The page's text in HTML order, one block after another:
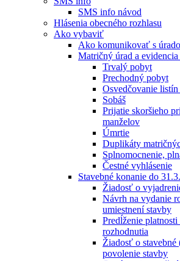
SMS info návod
Hlásenia obecného rozhlasu
Ako vybaviť
Ako komunikovať s
Matričný úrad a
Trvalý pobyt
Prechodný pobyt
Osvedčovanie
Sobáš
Prijatie skoršieho
manželov
Úmrtie
Duplikáty
Splnomocnenie,
Čestné vyhlásenie
Stavebné konanie do
Žiadosť o
Návrh na vydanie
umiestnení stavby
Predĺženie
rozhodnutia
Žiadosť o stavebné
povolenie stavby